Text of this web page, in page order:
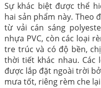
Sự khác biệt được thể
hai sản phẩm này. Theo
từ vải cán sáng
nhựa PVC, còn các loại
tre trúc và có độ bền,
thời tiết khác nhau.
được lắp đặt ngoài trời
mưa tốt, riêng rèm che